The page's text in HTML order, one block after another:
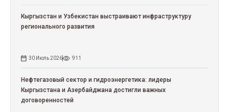
Кыргызстан и Узбекистан выстраивают инфраструктуру
регионального развития
30 Июль 2026 911
Нефтегазовый сектор и гидроэнергетика: лидеры
Кыргызстана и Азербайджана достигли важных
договоренностей